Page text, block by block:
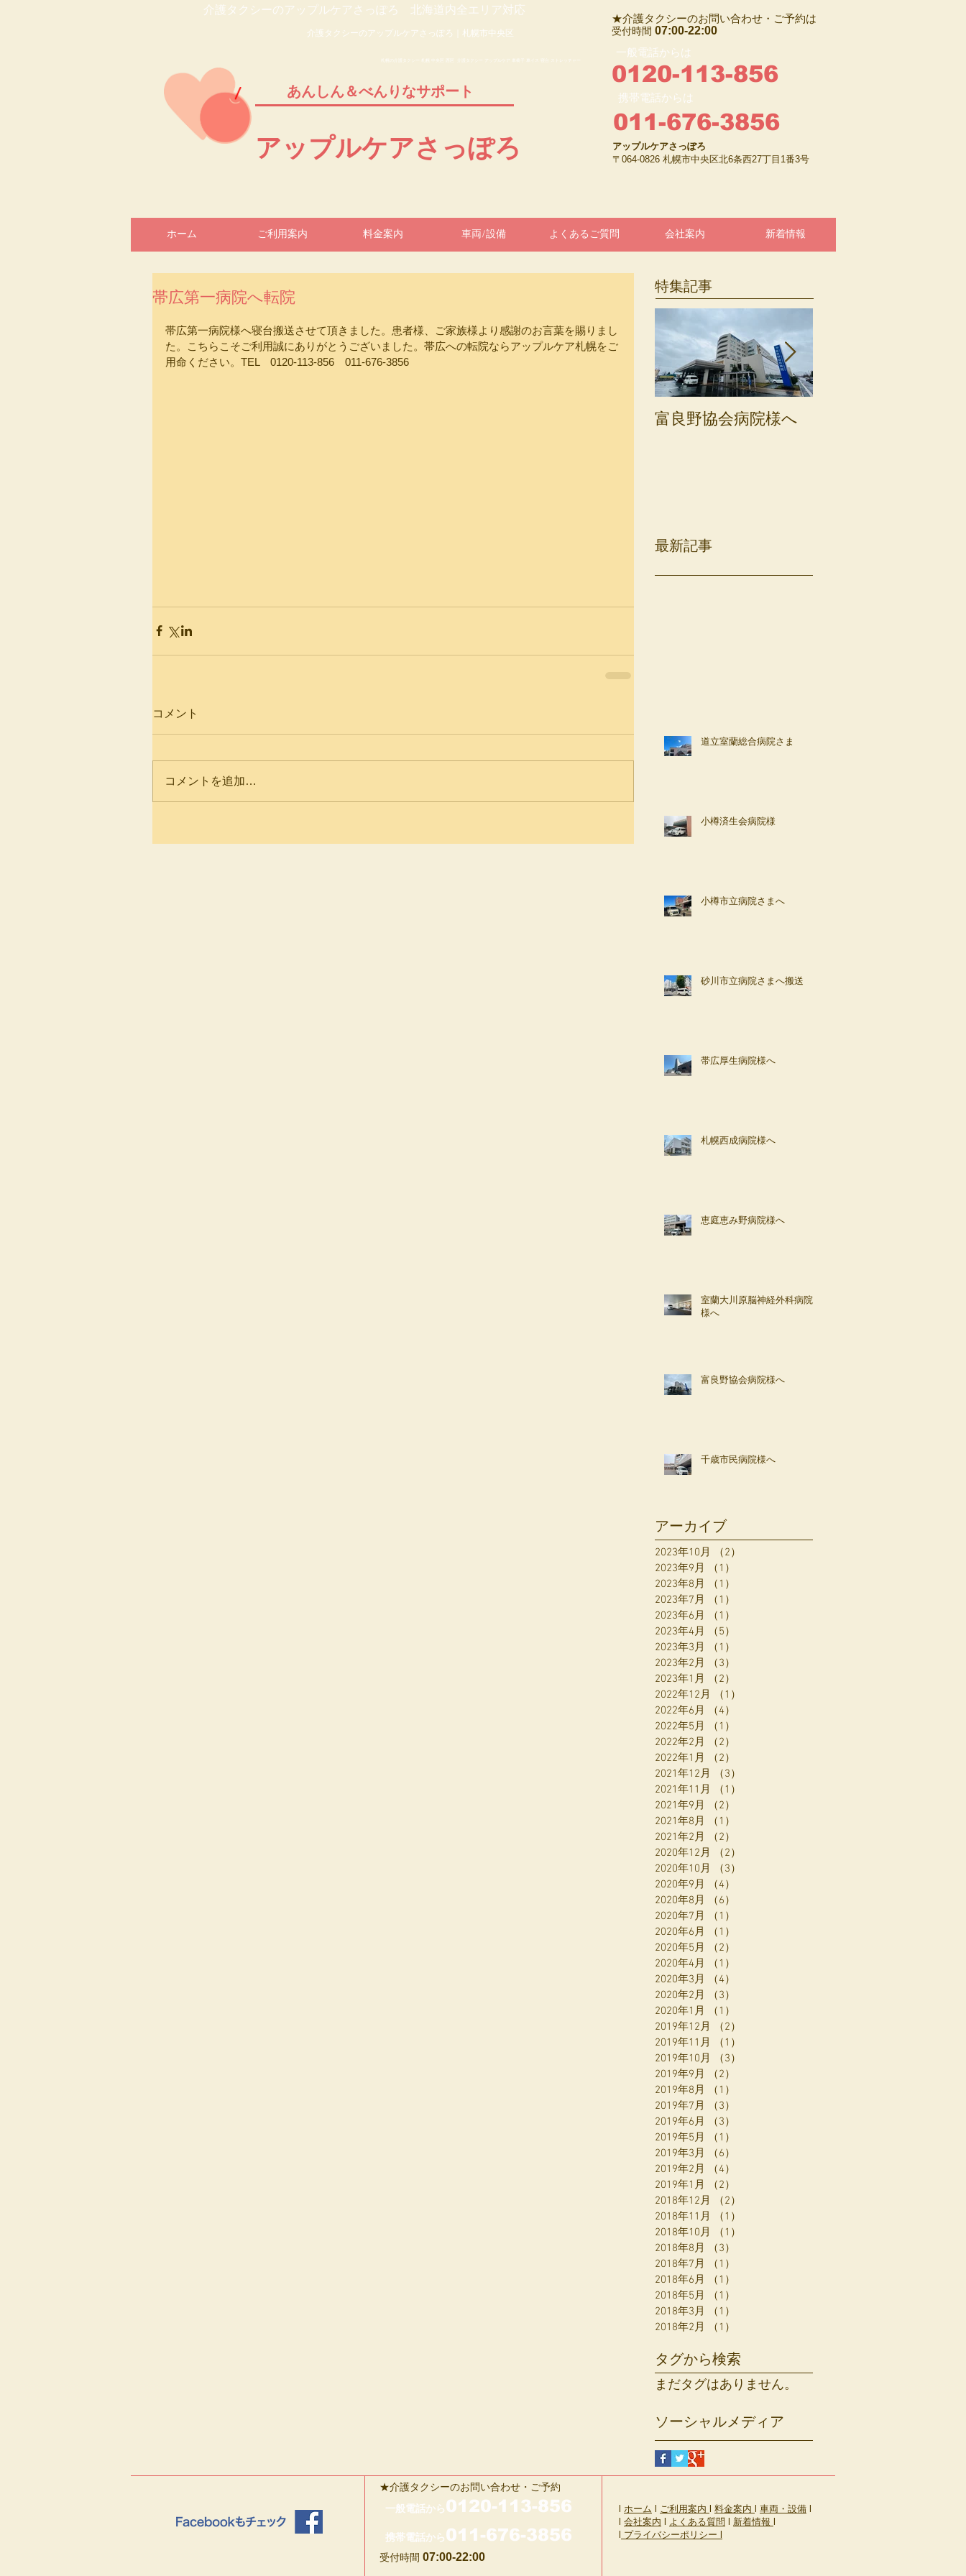
★介護タクシーのお問い合わせ・ご予約は
受付時間 07:00-22:00
0120-113-856
一般電話からは
携帯電話からは
011-676-3856
アップルケアさっぽろ
〒064-0826 札幌市中央区北6条西27丁目1番3号
ホーム ご利用案内 料金案内 車両/設備 よくあるご質問 会社案内 新着情報
あんしん＆べんりなサポート
​アップルケアさっぽろ
介護タクシーのアップルケアさっぽろ 北海道内全エリア対応
札幌の介護タクシー 札幌 中央区 西区 介護タクシー アップルケア 車椅子 車イス 寝台 ストレッチャー
介護タクシーのアップルケアさっぽろ｜札幌市中央区
帯広第一病院へ転院
帯広第一病院様へ寝台搬送させて頂きました。患者様、ご家族様より感謝のお言葉を賜りまし
た。こちらこそご利用誠にありがとうございました。帯広への転院ならアップルケア札幌をご
用命ください。TEL　0120-113-856　011-676-3856
コメント
コメントを追加…
特集記事
富良野協会病院様へ
最新記事
道立室蘭総合病院さま
小樽済生会病院様
小樽市立病院さまへ
砂川市立病院さまへ搬送
帯広厚生病院様へ
札幌西成病院様へ
恵庭恵み野病院様へ
室蘭大川原脳神経外科病院
様へ
富良野協会病院様へ
千歳市民病院様へ
アーカイブ
2023年10月 （2）
2023年9月
（1）
2023年8月
（1）
2023年7月
（1）
2023年6月
（1）
2023年4月
（5）
2023年3月
（1）
2023年2月
（3）
2023年1月
（2）
2022年12月
（1）
2022年6月
（4）
2022年5月
（1）
2022年2月
（2）
2022年1月
（2）
2021年12月
（3）
2021年11月
（1）
2021年9月
（2）
2021年8月
（1）
2021年2月
（2）
2020年12月
（2）
2020年10月
（3）
2020年9月
（4）
2020年8月
（6）
2020年7月
（1）
2020年6月
（1）
2020年5月
（2）
2020年4月
（1）
2020年3月
（4）
2020年2月
（3）
2020年1月
（1）
2019年12月
（2）
2019年11月
（1）
2019年10月
（3）
2019年9月
（2）
2019年8月
（1）
2019年7月
（3）
2019年6月
（3）
2019年5月
（1）
2019年3月
（6）
2019年2月
（4）
2019年1月
（2）
2018年12月
（2）
2018年11月
（1）
2018年10月
（1）
2018年8月
（3）
2018年7月
（1）
2018年6月
（1）
2018年5月
（1）
2018年3月
（1）
2018年2月
（1）
タグから検索
まだタグはありません。
ソーシャルメディア
★介護タクシーのお問い合わせ・ご予約
一般電話から0120-113-856
携帯電話から011-676-3856
受付時間 07:00-22:00
l ホーム l ご利用案内 l 料金案内 l 車両・設備 l
l 会社案内 l よくある質問 l 新着情報 l
​l プライバシーポリシー l